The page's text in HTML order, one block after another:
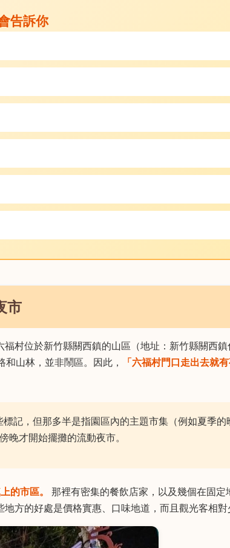
告訴你
市
村位於新竹縣關西鎮的山區（地址：新竹縣關西
山林，並非鬧區。因此，
「六福村門口走出去就
記，但那多半是指園區內的主題市集（例如夏季的
才開始擺攤的流動夜市。
的市區。
那裡有密集的餐飲店家，以及幾個在固定
方的好處是價格實惠、口味地道，而且觀光客相